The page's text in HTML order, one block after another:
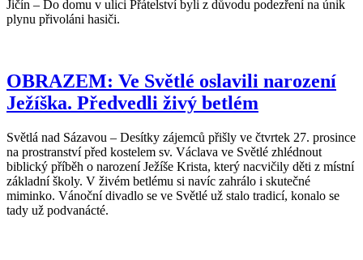
Jičín – Do domu v ulici Přátelství byli z důvodu podezření na únik
plynu přivoláni hasiči.
OBRAZEM: Ve Světlé oslavili narození
Ježíška. Předvedli živý betlém
Světlá nad Sázavou – Desítky zájemců přišly ve čtvrtek 27. prosince
na prostranství před kostelem sv. Václava ve Světlé zhlédnout
biblický příběh o narození Ježíše Krista, který nacvičily děti z místní
základní školy. V živém betlému si navíc zahrálo i skutečné
miminko. Vánoční divadlo se ve Světlé už stalo tradicí, konalo se
tady už podvanácté.